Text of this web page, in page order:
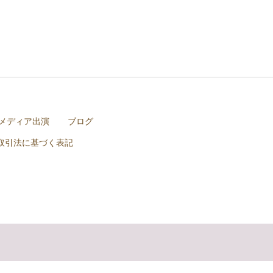
ディア出演 ブログ
引法に基づく表記